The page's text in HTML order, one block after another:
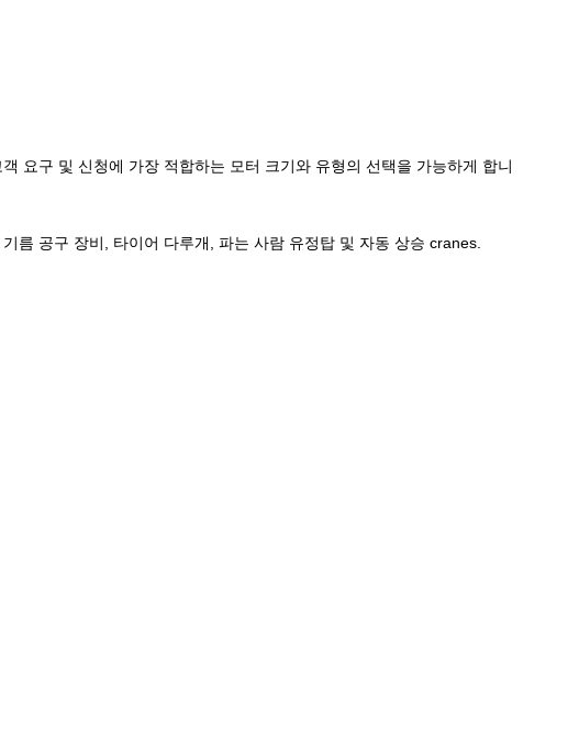
요구 및 신청에 가장 적합하는 모터 크기와 유형의 선택을 가능하게 합니
름 공구 장비, 타이어 다루개, 파는 사람 유정탑 및 자동 상승 cranes.